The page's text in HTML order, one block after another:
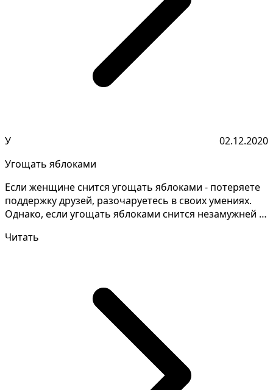
У
02.12.2020
Угощать яблоками
Если женщине снится угощать яблоками - потеряете
поддержку друзей, разочаруетесь в своих умениях.
Однако, если угощать яблоками снится незамужней -
Читать